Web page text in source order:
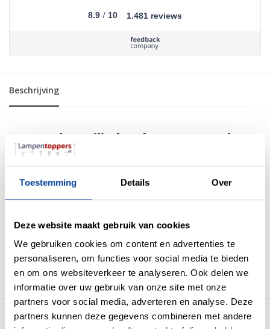
Toestemming Details Over
Deze website maakt gebruik van cookies
We gebruiken cookies om content en advertenties te
personaliseren, om functies voor social media te bieden
en om ons websiteverkeer te analyseren. Ook delen we
informatie over uw gebruik van onze site met onze
partners voor social media, adverteren en analyse. Deze
partners kunnen deze gegevens combineren met andere
8.9 / 10 1.481 reviews
Beschrijving
Lampenkap Cilinder Short Croco Velvet
Brons Goud Ø 35cm
Deze bronzen fluweel stof heeft een prachtige glans. De betoverende vleug en
het subtiele croco reliëf maken dit een sieraad voor elk interieur! De
Fitting aansluiting: E27
Stof: Fluweel croco brons
Binnenkant: PVC goud
Meer producten uit deze serie